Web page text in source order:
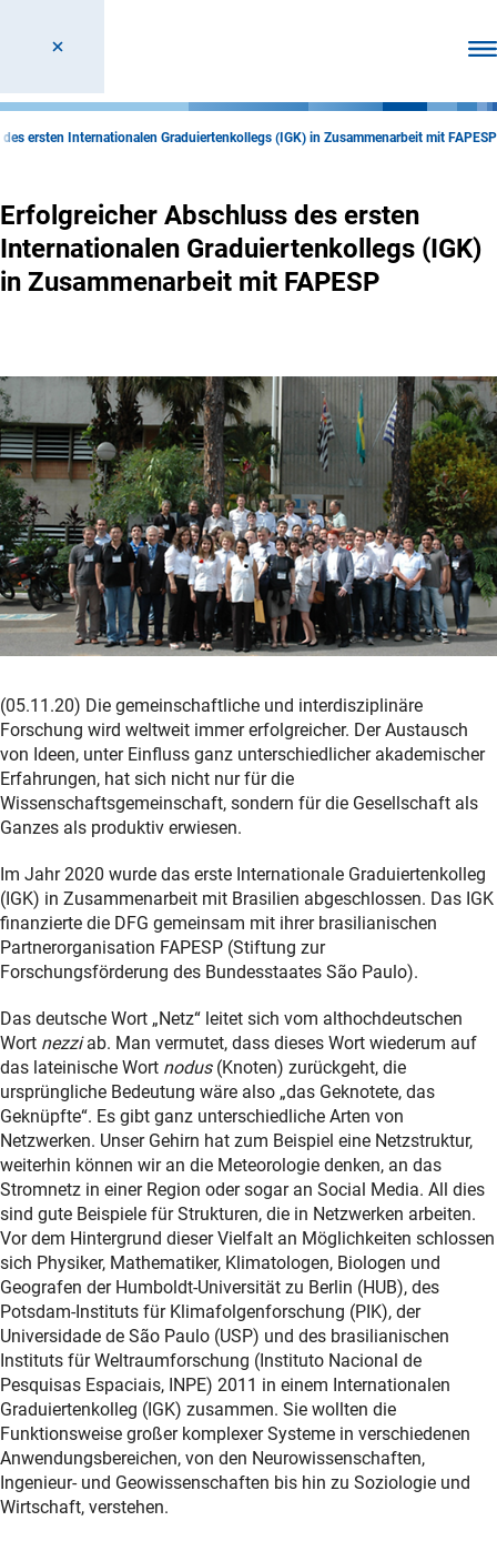
ersten Internationalen Graduiertenkollegs (IGK) in Zusammenarbeit mit FAPESP
Erfolgreicher Abschluss des ersten
Internationalen Graduiertenkollegs (IGK)
in Zusammenarbeit mit FAPESP
(05.11.20) Die gemeinschaftliche und interdisziplinäre
Forschung wird weltweit immer erfolgreicher. Der Austausch
von Ideen, unter Einfluss ganz unterschiedlicher akademischer
Erfahrungen, hat sich nicht nur für die
Wissenschaftsgemeinschaft, sondern für die Gesellschaft als
Ganzes als produktiv erwiesen.
Im Jahr 2020 wurde das erste Internationale Graduiertenkolleg
(IGK) in Zusammenarbeit mit Brasilien abgeschlossen. Das IGK
finanzierte die DFG gemeinsam mit ihrer brasilianischen
Partnerorganisation FAPESP (Stiftung zur
Forschungsförderung des Bundesstaates São Paulo).
Das deutsche Wort „Netz“ leitet sich vom althochdeutschen
Wort nezziab. Man vermutet, dass dieses Wort wiederum auf
das lateinische Wort nodus(Knoten) zurückgeht, die
ursprüngliche Bedeutung wäre also „das Geknotete, das
Geknüpfte“. Es gibt ganz unterschiedliche Arten von
Netzwerken. Unser Gehirn hat zum Beispiel eine Netzstruktur,
weiterhin können wir an die Meteorologie denken, an das
Stromnetz in einer Region oder sogar an Social Media. All dies
sind gute Beispiele für Strukturen, die in Netzwerken arbeiten.
Vor dem Hintergrund dieser Vielfalt an Möglichkeiten schlossen
sich Physiker, Mathematiker, Klimatologen, Biologen und
Geografen der Humboldt-Universität zu Berlin (HUB), des
Potsdam-Instituts für Klimafolgenforschung (PIK), der
Universidade de São Paulo (USP) und des brasilianischen
Instituts für Weltraumforschung (Instituto Nacional de
Pesquisas Espaciais, INPE) 2011 in einem Internationalen
Graduiertenkolleg (IGK) zusammen. Sie wollten die
Funktionsweise großer komplexer Systeme in verschiedenen
Anwendungsbereichen, von den Neurowissenschaften,
Ingenieur- und Geowissenschaften bis hin zu Soziologie und
Wirtschaft, verstehen.